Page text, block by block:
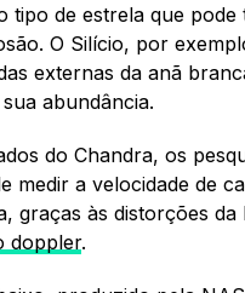
tipo de estrela que pode
O Silício, por
externas da anã
abundância.
do Chandra, os
medir a velocidade de
graças às distorções da
doppler.